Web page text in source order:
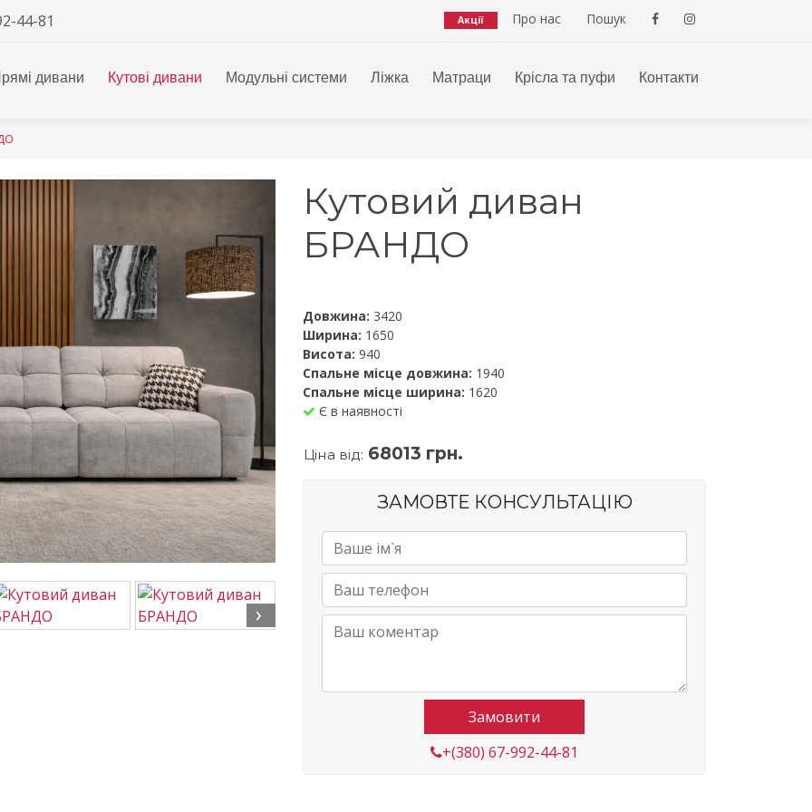
44-81 Акції Про нас Пошук
дивани Кутові дивани Модульні системи Ліжка Матраци Крісла та пуфи Контакти
›
Кутовий диван
БРАНДО
Довжина: 3420
Ширина: 1650
Висота: 940
Спальне місце довжина: 1940
Спальне місце ширина: 1620
Є в наявності
Цiна вiд: 68013 грн.
ЗАМОВТЕ КОНСУЛЬТАЦІЮ
Замовити
+(380) 67-992-44-81